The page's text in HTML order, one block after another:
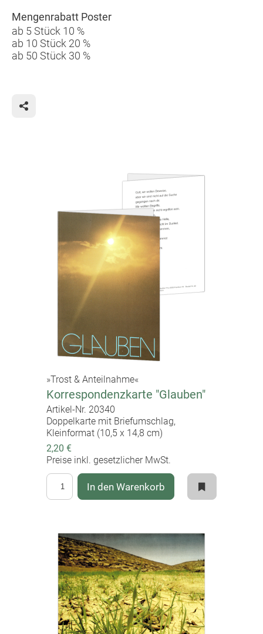
Mengenrabatt Poster
ab 5 Stück 10 %
ab 10 Stück 20 %
ab 50 Stück 30 %
»Trost & Anteilnahme«
Korrespondenzkarte "Glauben"
Artikel-Nr. 20340
Doppelkarte mit Briefumschlag,
Kleinformat (10,5 x 14,8 cm)
2,20 €
Preise inkl. gesetzlicher MwSt.
In den Warenkorb